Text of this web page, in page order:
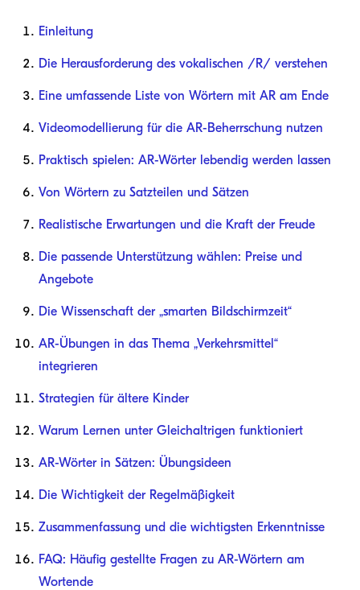
Einleitung
Die Herausforderung des vokalischen /R/ verstehen
Eine umfassende Liste von Wörtern mit AR am Ende
Videomodellierung für die AR-Beherrschung nutzen
Praktisch spielen: AR-Wörter lebendig werden lassen
Von Wörtern zu Satzteilen und Sätzen
Realistische Erwartungen und die Kraft der Freude
Die passende Unterstützung wählen: Preise und
Angebote
Die Wissenschaft der „smarten Bildschirmzeit“
AR-Übungen in das Thema „Verkehrsmittel“
integrieren
Strategien für ältere Kinder
Warum Lernen unter Gleichaltrigen funktioniert
AR-Wörter in Sätzen: Übungsideen
Die Wichtigkeit der Regelmäßigkeit
Zusammenfassung und die wichtigsten Erkenntnisse
FAQ: Häufig gestellte Fragen zu AR-Wörtern am
Wortende